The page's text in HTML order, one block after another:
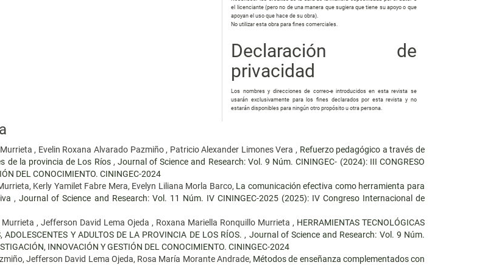
el licenciante (pero no de una manera que sugiera que tiene su apoyo o que
apoyan el uso que hace de su obra).
No utilizar esta obra para fines comerciales.
Declaración de
privacidad
Los nombres y direcciones de correo-e introducidos en esta revista se
usarán exclusivamente para los fines declarados por esta revista y no
estarán disponibles para ningún otro propósito u otra persona.
, Evelin Roxana Alvarado Pazmiño , Patricio Alexander Limones Vera , Refuerzo pedagógico a través de
de la provincia de Los Ríos , Journal of Science and Research: Vol. 9 Núm. CININGEC- (2024): III CONGRESO
DEL CONOCIMIENTO. CININGEC-2024
Kerly Yamilet Fabre Mera, Evelyn Liliana Morla Barco, La comunicación efectiva como herramienta para
,Journal of Science and Research: Vol. 11 Núm. IV CININGEC-2025 (2025): IV Congreso Internacional de
, Jefferson David Lema Ojeda , Roxana Mariella Ronquillo Murrieta , HERRAMIENTAS TECNOLÓGICAS
Y ADULTOS DE LA PROVINCIA DE LOS RÍOS. , Journal of Science and Research: Vol. 9 Núm.
INNOVACIÓN Y GESTIÓN DEL CONOCIMIENTO. CININGEC-2024
Jefferson David Lema Ojeda, Rosa María Morante Andrade, Métodos de enseñanza complementados con